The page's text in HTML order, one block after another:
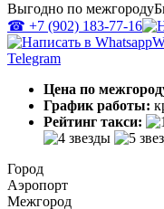
Выгодно по межгороду
☎ +7 (902) 183-77-16
Telegram
Цена по
График работы:
Рейтинг такси:
Город
Аэропорт
Межгород